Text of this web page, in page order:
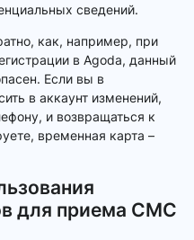
сведений.
как, например, при
в Agoda, данный
Если вы в
в аккаунт изменений,
и возвращаться к
временная карта –
для приема СМС